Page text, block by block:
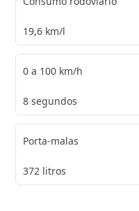
19,6 km/l
0 a 100 km/h
8 segundos
Porta-malas
372 litros